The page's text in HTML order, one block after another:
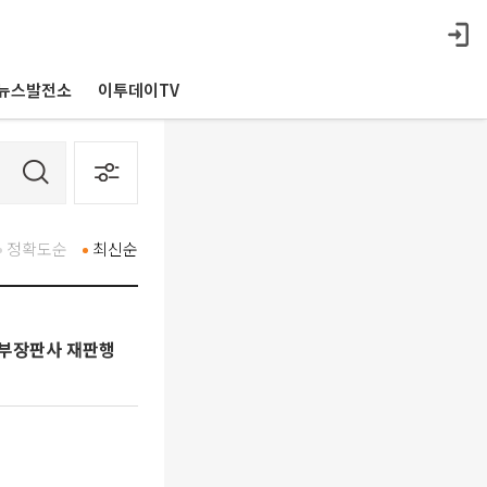
스발전소 이투데이TV
최신순
정확도순
장판사 재판행